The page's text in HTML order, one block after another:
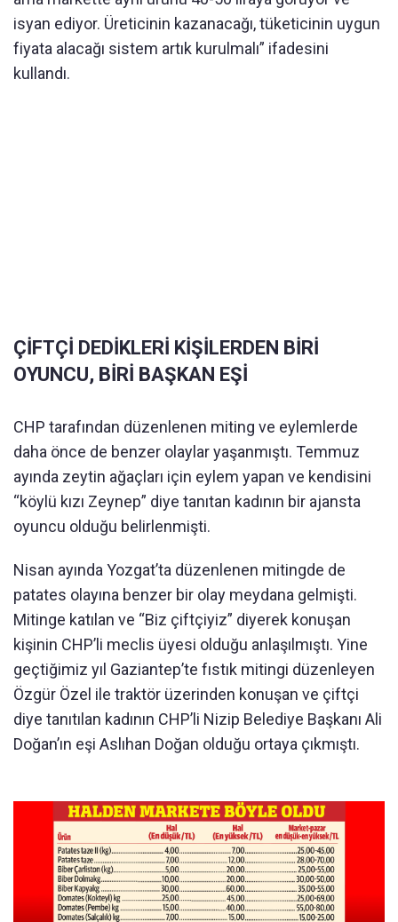
isyan ediyor. Üreticinin kazanacağı, tüketicinin uygun
fiyata alacağı sistem artık kurulmalı” ifadesini
kullandı.
ÇİFTÇİ DEDİKLERİ KİŞİLERDEN BİRİ
OYUNCU, BİRİ BAŞKAN EŞİ
CHP tarafından düzenlenen miting ve eylemlerde
daha önce de benzer olaylar yaşanmıştı. Temmuz
ayında zeytin ağaçları için eylem yapan ve kendisini
“köylü kızı Zeynep” diye tanıtan kadının bir ajansta
oyuncu olduğu belirlenmişti.
Nisan ayında Yozgat’ta düzenlenen mitingde de
patates olayına benzer bir olay meydana gelmişti.
Mitinge katılan ve “Biz çiftçiyiz” diyerek konuşan
kişinin CHP’li meclis üyesi olduğu anlaşılmıştı. Yine
geçtiğimiz yıl Gaziantep’te fıstık mitingi düzenleyen
Özgür Özel ile traktör üzerinden konuşan ve çiftçi
diye tanıtılan kadının CHP’li Nizip Belediye Başkanı Ali
Doğan’ın eşi Aslıhan Doğan olduğu ortaya çıkmıştı.